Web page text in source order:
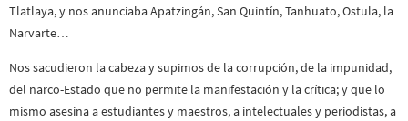
Tlatlaya, y nos anunciaba Apatzingán, San Quintín, Tanhuato, Ostula, la
Narvarte…
Nos sacudieron la cabeza y supimos de la corrupción, de la impunidad,
del narco-Estado que no permite la manifestación y la crítica; y que lo
mismo asesina a estudiantes y maestros, a intelectuales y periodistas, a